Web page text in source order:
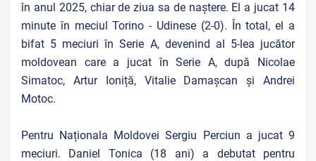
în anul 2025, chiar de ziua sa de naștere. El a jucat 14
minute în meciul Torino - Udinese (2-0). În total, el a
bifat 5 meciuri în Serie A, devenind al 5-lea jucător
moldovean care a jucat în Serie A, după Nicolae
Simatoc, Artur Ioniță, Vitalie Damașcan și Andrei
Motoc.
Pentru Naționala Moldovei Sergiu Perciun a jucat 9
meciuri. Daniel Tonica (18 ani) a debutat pentru